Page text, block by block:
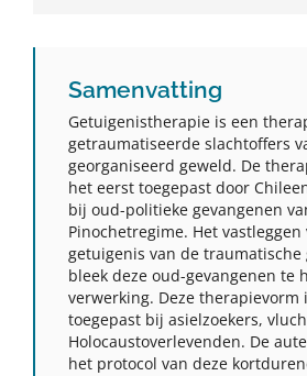
Samenvatting
Getuigenistherapie is een
getraumatiseerde slachtoffers
georganiseerd geweld. De
het eerst toegepast door
bij oud-politieke gevangenen
Pinochetregime. Het vastleggen
getuigenis van de traumatische
bleek deze oud-gevangenen te
verwerking. Deze therapievorm
toegepast bij asielzoekers,
Holocaustoverlevenden. De
het protocol van deze